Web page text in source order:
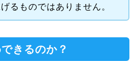
るものではありません。
きるのか？